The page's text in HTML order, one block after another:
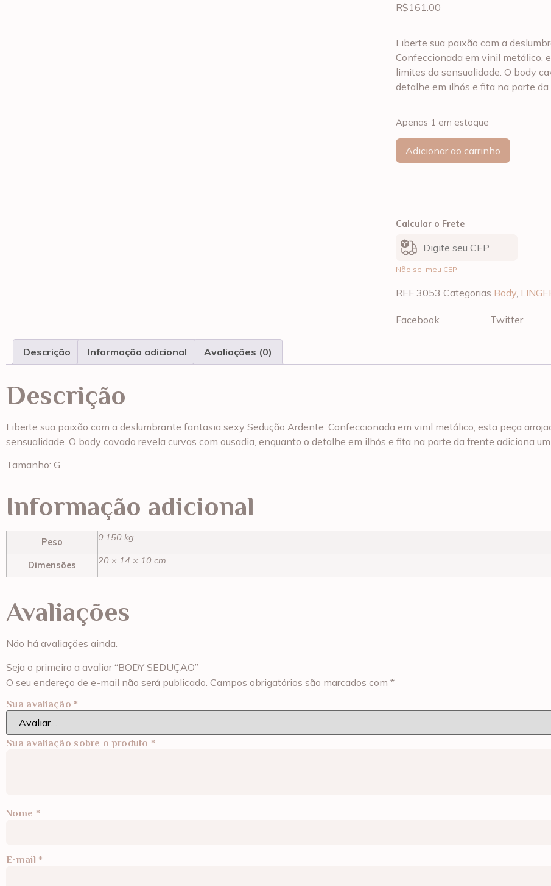
R$161.00
Liberte sua paixão com a
Confeccionada em vinil metálico,
limites da sensualidade. O body
detalhe em ilhós e fita na parte
Apenas 1 em estoque
Adicionar ao carrinho
Calcular o Frete
Não sei meu CEP
REF 3053 Categorias Body
Facebook Twitter
Descrição Informação adicional Avaliações (0)
Descrição
Liberte sua paixão com a deslumbrante fantasia sexy Sedução Ardente. Confeccionada em vinil metálico, esta peça
sensualidade. O body cavado revela curvas com ousadia, enquanto o detalhe em ilhós e fita na parte da frente adiciona
Tamanho: G
Informação adicional
Peso 0.150 kg
Dimensões 20 × 14 × 10 cm
Avaliações
Não há avaliações ainda.
Seja o primeiro a avaliar “BODY SEDUÇAO”
O seu endereço de e-mail não será publicado. Campos obrigatórios são marcados com *
Sua avaliação *
Sua avaliação sobre o produto *
Nome *
E-mail *